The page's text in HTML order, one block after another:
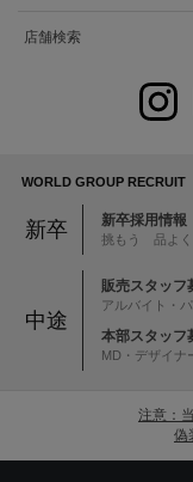
店舗検索
WORLD GROUP RECRUIT
新卒 新卒採用情報
挑もう 品よ
中途
販売スタッフ
アルバイト・
本部スタッフ
MD・デザイナ
注意：
偽